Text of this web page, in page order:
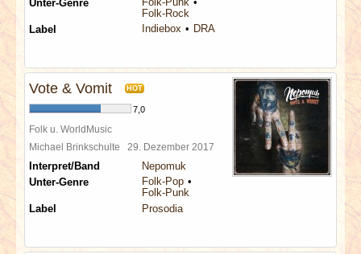
Unter-Genre
Folk-Rock
Label
Indiebox DRA
Vote & Vomit HOT
7,0
Folk u. WorldMusic
Michael Brinkschulte 29. Dezember 2017
Interpret/Band
Nepomuk
Unter-Genre
Folk-Pop
Folk-Punk
Label
Prosodia